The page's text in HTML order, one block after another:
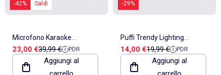
-42% Saldi
Microfono Karaoke
Bluetooth/wireless con
effetti sonori e luminosi
Prezzo di vendita
23,00 €Prezzo di riferimento
39,99 € PDR
Aggiungi al
-29%
Puffi Trendy Lighting
Microfono con altoparlante
(aux-in), melodie ed effetti
Prezzo di vendita
14,00 €Prezzo di riferimento
19,99 € PDR
Aggiungi al